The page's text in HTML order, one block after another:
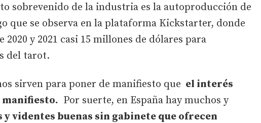
sobrevenido de la industria es la autoproducción de
que se observa en la plataforma Kickstarter, donde
2020 y 2021 casi 15 millones de dólares para
del tarot.
sirven para poner de manifiesto que el interés
manifiesto. Por suerte, en España hay muchos y
videntes buenas sin gabinete que ofrecen